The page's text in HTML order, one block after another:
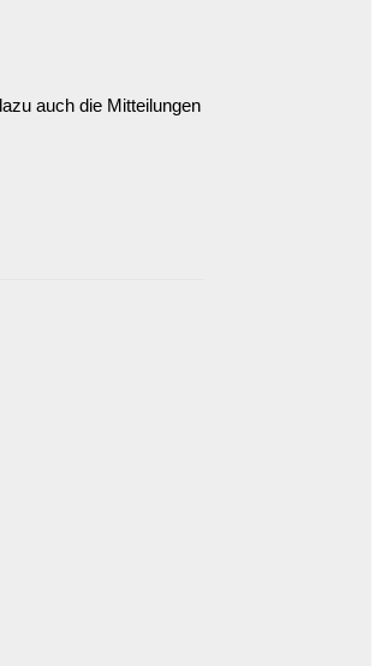
auch die Mitteilungen